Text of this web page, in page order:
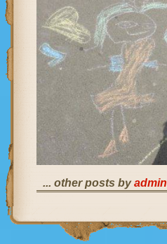
... other posts byadmin